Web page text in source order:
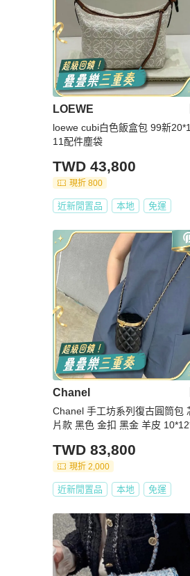
LOEWE
loewe cubi白色飯盒包 99新
11配件塵袋
TWD 43,800
現折 800
近新閒置品 本地 免運
Chanel
Chanel 手工坊系列復古圓筒包
片款 黑色 金扣 黑金 羊皮
TWD 83,800
現折 2,000
近新閒置品 本地 免運